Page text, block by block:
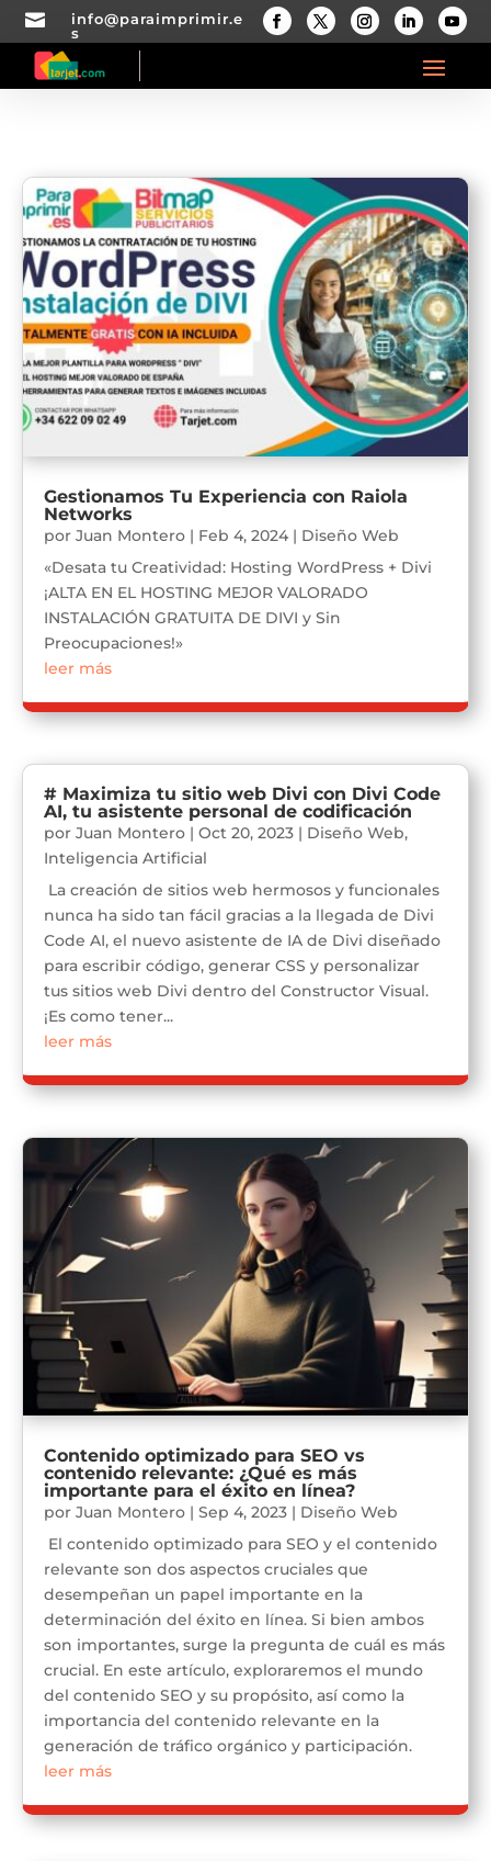

info@paraimprimir.e
s
Gestionamos Tu Experiencia con Raiola
Networks
porJuan Montero | Feb 4, 2024 | Diseño Web
«Desata tu Creatividad: Hosting WordPress + Divi
¡ALTA EN EL HOSTING MEJOR VALORADO
INSTALACIÓN GRATUITA DE DIVI y Sin
Preocupaciones!»
leer más
# Maximiza tu sitio web Divi con Divi Code
AI, tu asistente personal de codificación
porJuan Montero |Oct 20, 2023 | Diseño Web,
Inteligencia Artificial
La creación de sitios web hermosos y funcionales
nunca ha sido tan fácil gracias a la llegada de Divi
Code AI, el nuevo asistente de IA de Divi diseñado
para escribir código, generar CSS y personalizar
tus sitios web Divi dentro del Constructor Visual.
¡Es como tener...
leer más
Contenido optimizado para SEO vs
contenido relevante: ¿Qué es más
importante para el éxito en línea?
porJuan Montero |Sep 4, 2023 | Diseño Web
El contenido optimizado para SEO y el contenido
relevante son dos aspectos cruciales que
desempeñan un papel importante en la
determinación del éxito en línea. Si bien ambos
son importantes, surge la pregunta de cuál es más
crucial. En este artículo, exploraremos el mundo
del contenido SEO y su propósito, así como la
importancia del contenido relevante en la
generación de tráfico orgánico y participación.
leer más